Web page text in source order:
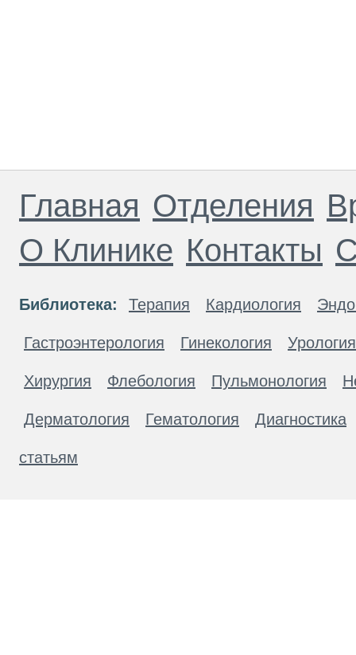
Главная Отделения
О Клинике Контакты
Библиотека: Терапия Кардиология
Гастроэнтерология Гинекология Урология
Хирургия Флебология Пульмонология
Дерматология Гематология Диагностика
статьям